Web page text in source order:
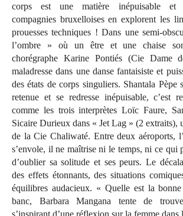
corps est une matière inépuisable et
compagnies bruxelloises en explorent les
prouesses techniques ! Dans une semi-
l’ombre » où un être et une chaise
chorégraphe Karine Pontiés (Cie Dame
maladresse dans une danse fantaisiste et
des états de corps singuliers. Shantala Pèpe
retenue et se redresse inépuisable, c’est
comme les trois interprètes Loïc Faure,
Sicaire Durieux dans « Jet Lag » (2 extraits),
de la Cie Chaliwaté. Entre deux aéroports,
s’envole, il ne maîtrise ni le temps, ni ce qui
d’oublier sa solitude et ses peurs. Le
des effets étonnants, des situations
équilibres audacieux. « Quelle est la
banc, Barbara Mangana tente de